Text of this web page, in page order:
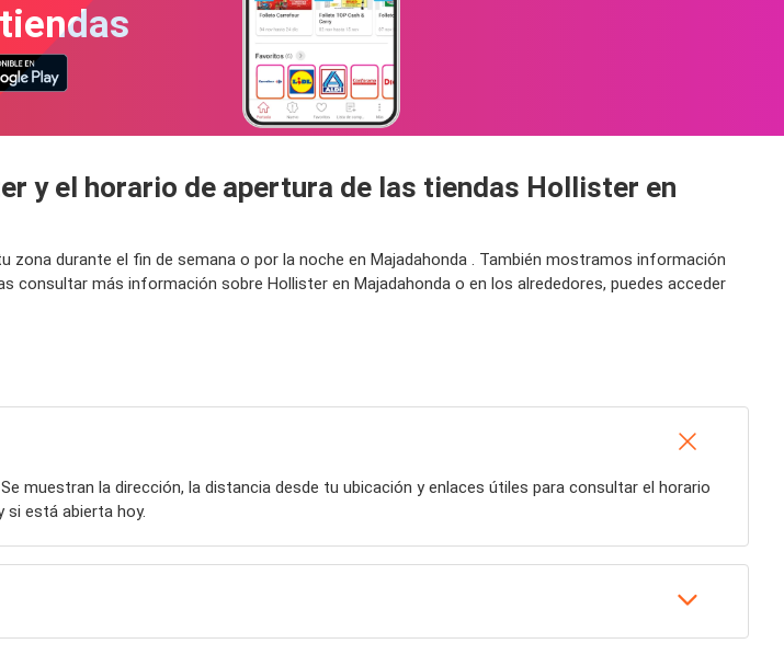
y el horario de apertura de las tiendas Hollister en
durante el fin de semana o por la noche en Majadahonda . También mostramos información
consultar más información sobre Hollister en Majadahonda o en los alrededores, puedes acceder
muestran la dirección, la distancia desde tu ubicación y enlaces útiles para consultar el horario
si está abierta hoy.